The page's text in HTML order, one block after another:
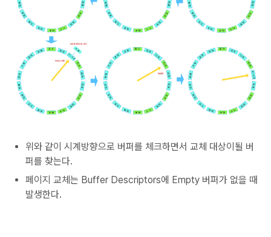
위와 같이 시계방향으로 버퍼를 체크하면서 교체 대상이될 버
퍼를 찾는다.
페이지 교체는 Buffer Descriptors에 Empty 버퍼가 없을 때
발생한다.